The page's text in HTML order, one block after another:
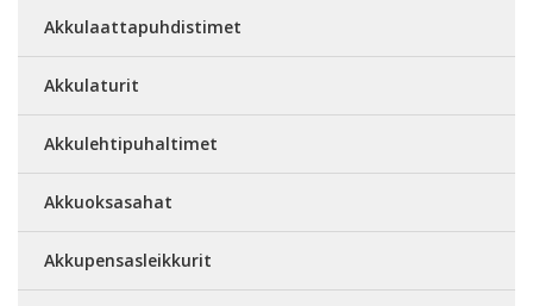
Akkulaattapuhdistimet
Akkulaturit
Akkulehtipuhaltimet
Akkuoksasahat
Akkupensasleikkurit